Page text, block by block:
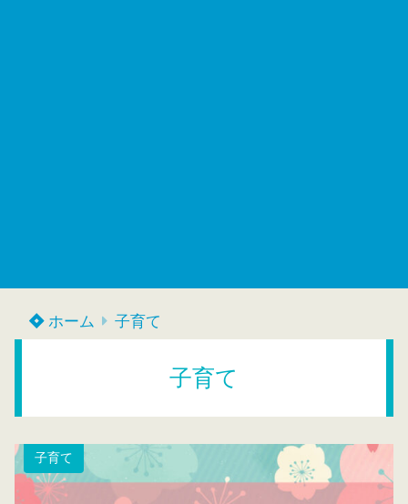
ホーム 子育て
子育て
子育て